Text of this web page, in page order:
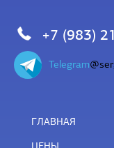
+7 (983)
Telegram
ГЛАВНАЯ